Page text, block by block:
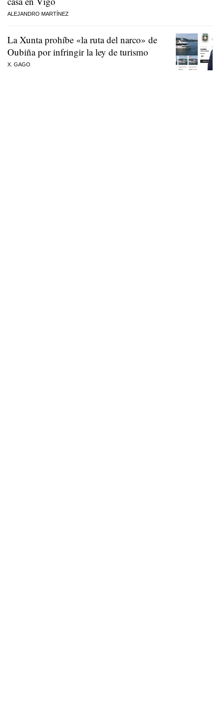
ALEJANDRO MARTÍNEZ
La Xunta prohíbe «la ruta del narco» de
Oubiña por infringir la ley de turismo
X. GAGO